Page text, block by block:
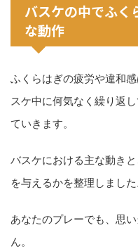
バスケの中でふく
な動作
ふくらはぎの疲労や違和
スケ中に何気なく繰り返
ていきます。
バスケにおける主な動き
を与えるかを整理しました
あなたのプレーでも、思
ん。